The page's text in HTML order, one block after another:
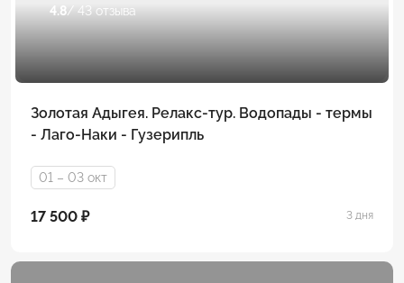
4.8/ 43 отзыва
Золотая Адыгея. Релакс-тур. Водопады - термы
- Лаго-Наки - Гузерипль
01 – 03 окт
17 500 ₽ 3 дня